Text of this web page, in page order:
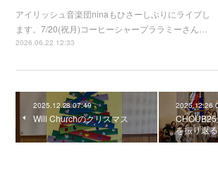
アイリッシュ音楽団ninaもひさーしぶりにライブし
ます。7/20(祝月)コーヒーシャープララミーさん…
2026.06.22 12:33
2025.12.28 07:49
Will Churchのクリスマス
2025.12.26
を振り返る